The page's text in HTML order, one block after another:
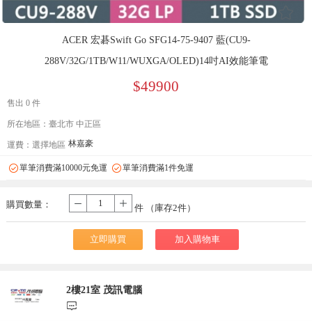
ACER 宏碁Swift Go SFG14-75-9407 藍(CU9-
288V/32G/1TB/W11/WUXGA/OLED)14吋AI效能筆電
$49900
售出 0 件
所在地區：臺北市 中正區
運費： 選擇地區 林嘉豪
單筆消費滿10000元免運 單筆消費滿1件免運
購買數量：
- 件 （庫存2件）
立即購買 加入購物車
2樓21室 茂訊電腦
󰃨